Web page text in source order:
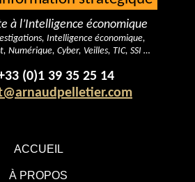
ACCUEIL
À PROPOS
à l’Intelligence économique
Intelligence économique,
Numérique, Cyber, Veilles, TIC, SSI …
(0)1 39 35 25 14